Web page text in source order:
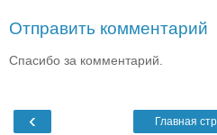
Отправить комментарий
Спасибо за комментарий.
‹ Главная